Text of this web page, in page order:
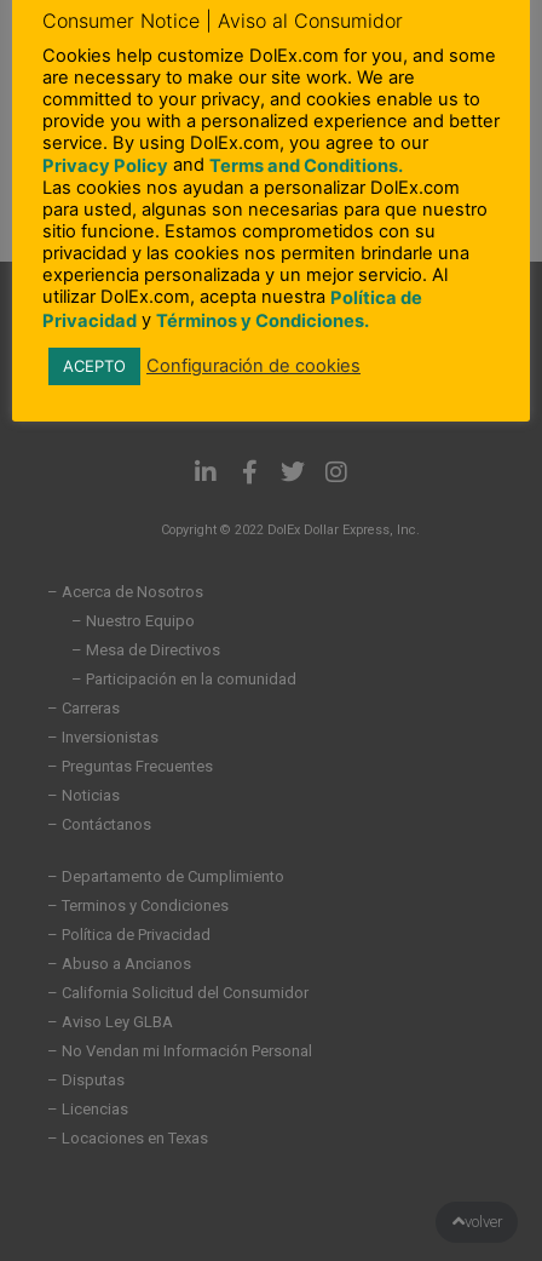
Previo
ANTERIOR
¿Qué es un e-Pin?
L
i
k
-
i
F
a
e
f
T
w
t
I
n
t
Copyright © 2022 DolEx Dollar Express, Inc.
– Acerca de Nosotros
– Nuestro Equipo
– Mesa de Directivos
– Participación en la comunidad
– Carreras
– Inversionistas
– Preguntas Frecuentes
– Noticias
– Contáctanos
– Departamento de Cumplimiento
– Terminos y Condiciones
– Política de Privacidad
– Abuso a Ancianos
– California Solicitud del Consumidor
– Aviso Ley GLBA
– No Vendan mi Información Personal
– Disputas
– Licencias
– Locaciones en Texas
volver
Consumer Notice | Aviso al Consumidor
Cookies help customize DolEx.com for you, and some
are necessary to make our site work. We are
committed to your privacy, and cookies enable us to
provide you with a personalized experience and better
service. By using DolEx.com, you agree to our
Privacy Policy and Terms and Conditions.
Las cookies nos ayudan a personalizar DolEx.com
para usted, algunas son necesarias para que nuestro
sitio funcione. Estamos comprometidos con su
privacidad y las cookies nos permiten brindarle una
experiencia personalizada y un mejor servicio. Al
utilizar DolEx.com, acepta nuestra Política de
Privacidad y Términos y Condiciones.
ACEPTO Configuración de cookies